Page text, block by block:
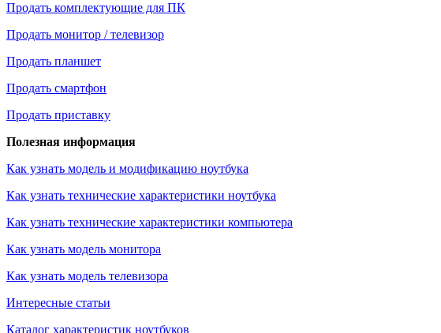
Продать комплектующие для ПК
Продать монитор / телевизор
Продать планшет
Продать смартфон
Продать приставку
Полезная информация
Как узнать модель и модификацию ноутбука
Как узнать технические характеристики ноутбука
Как узнать технические характеристики компьютера
Как узнать модель монитора
Как узнать модель телевизора
Интересные статьи
Каталог характеристик ноутбуков